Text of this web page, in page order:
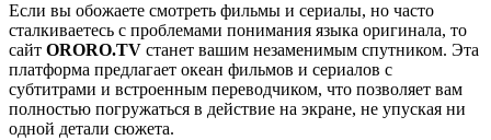
Если вы обожаете смотреть фильмы и сериалы, но часто
сталкиваетесь с проблемами понимания языка оригинала, то
сайт ORORO.TV станет вашим незаменимым спутником. Эта
платформа предлагает океан фильмов и сериалов с
субтитрами и встроенным переводчиком, что позволяет вам
полностью погружаться в действие на экране, не упуская ни
одной детали сюжета.